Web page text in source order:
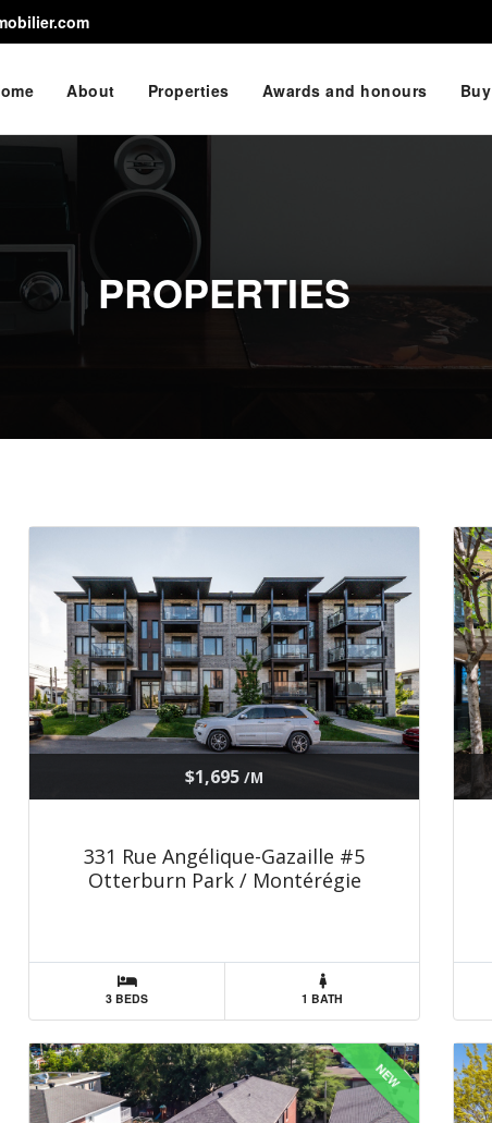
About Properties Awards and honours Buy
PROPERTIES
$1,695 /M
331 Rue Angélique-Gazaille #5
Otterburn Park / Montérégie
3 BEDS 1 BATH
NEW